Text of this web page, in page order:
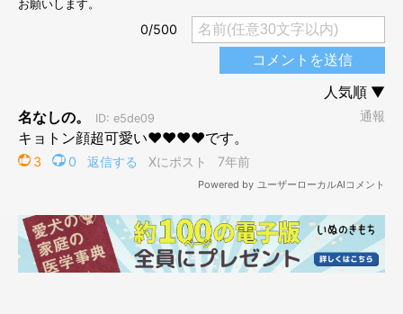
パパさんの「どうしよっか？」の声で、ママの横にちょこんと座